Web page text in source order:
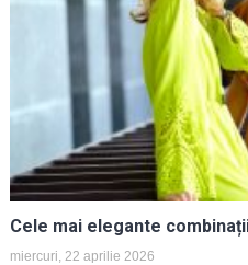
Cele mai elegante
miercuri, 22 aprilie 2026